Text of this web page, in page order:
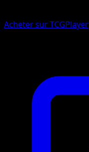
Acheter sur TCGPlayer